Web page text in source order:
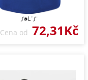
Cena od 72,31Kč